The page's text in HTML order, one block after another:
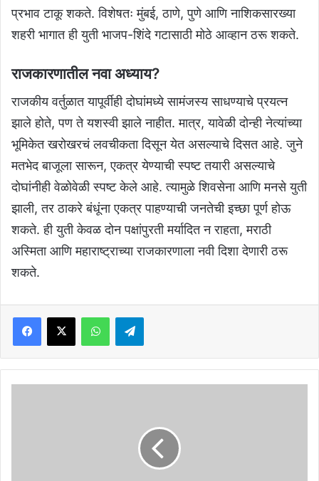
प्रभाव टाकू शकते. विशेषतः मुंबई, ठाणे, पुणे आणि नाशिकसारख्या
शहरी भागात ही युती भाजप-शिंदे गटासाठी मोठे आव्हान ठरू शकते.
राजकारणातील नवा अध्याय?
राजकीय वर्तुळात यापूर्वीही दोघांमध्ये सामंजस्य साधण्याचे प्रयत्न
झाले होते, पण ते यशस्वी झाले नाहीत. मात्र, यावेळी दोन्ही नेत्यांच्या
भूमिकेत खरोखरचं लवचीकता दिसून येत असल्याचे दिसत आहे. जुने
मतभेद बाजूला सारून, एकत्र येण्याची स्पष्ट तयारी असल्याचे
दोघांनीही वेळोवेळी स्पष्ट केले आहे. त्यामुळे शिवसेना आणि मनसे युती
झाली, तर ठाकरे बंधूंना एकत्र पाहण्याची जनतेची इच्छा पूर्ण होऊ
शकते. ही युती केवळ दोन पक्षांपुरती मर्यादित न राहता, मराठी
अस्मिता आणि महाराष्ट्राच्या राजकारणाला नवी दिशा देणारी ठरू
शकते.
Facebook
X WhatsAppTelegram